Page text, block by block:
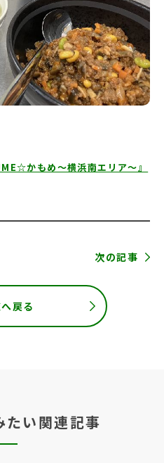
かもめ～横浜南エリア～』
次の記事
戻る
たい関連記事